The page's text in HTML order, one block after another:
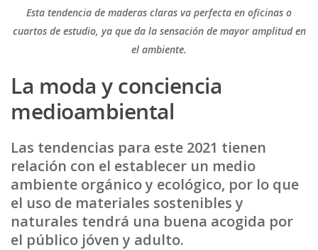
Esta tendencia de maderas claras va perfecta en oficinas o
cuartos de estudio, ya que da la sensación de mayor amplitud en
el ambiente.
La moda y conciencia
medioambiental
Las tendencias para este 2021 tienen
relación con el establecer un medio
ambiente orgánico y ecológico, por lo que
el uso de materiales sostenibles y
naturales tendrá una buena acogida por
el público jóven y adulto.